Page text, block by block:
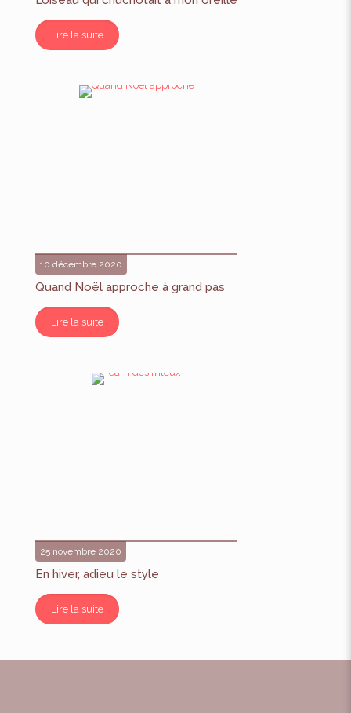
Lire la suite
10 décembre 2020
Quand Noël approche à grand pas
Lire la suite
25 novembre 2020
En hiver, adieu le style
Lire la suite